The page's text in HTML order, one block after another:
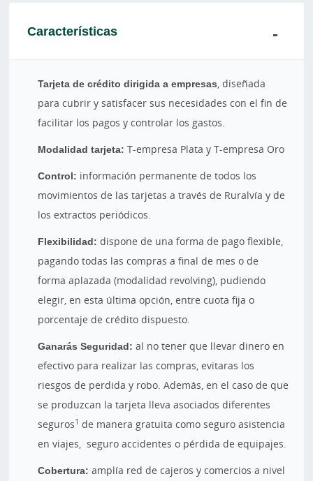
Características
Tarjeta de crédito dirigida a empresas, diseñada
para cubrir y satisfacer sus necesidades con el fin de
facilitar los pagos y controlar los gastos.
Modalidad tarjeta: T-empresa Plata y T-empresa Oro
Control: información permanente de todos los
movimientos de las tarjetas a través de Ruralvía y de
los extractos periódicos.
Flexibilidad:dispone de una forma de pago flexible,
pagando todas las compras a final de mes o de
forma aplazada (modalidad revolving), pudiendo
elegir, en esta última opción, entre cuota fija o
porcentaje de crédito dispuesto.
Ganarás Seguridad:al no tener que llevar dinero en
efectivo para realizar las compras, evitaras los
riesgos de perdida y robo. Además, en el caso de que
se produzcan la tarjeta lleva asociados diferentes
seguros1 de manera gratuita como seguro asistencia
en viajes, seguro accidentes o pérdida de equipajes.
Cobertura:amplía red de cajeros y comercios a nivel